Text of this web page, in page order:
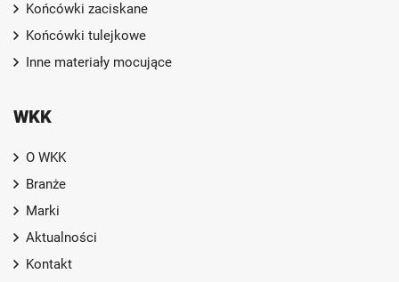
Końcówki zaciskane
Końcówki tulejkowe
Inne materiały mocujące
WKK
O WKK
Branże
Marki
Aktualności
Kontakt